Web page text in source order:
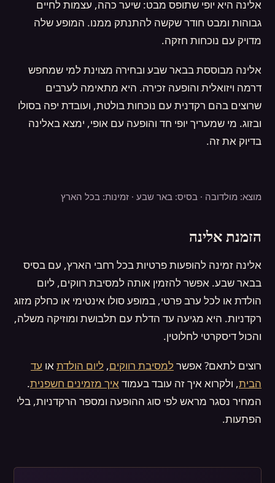
אלינה היא יופי שתופס מבט: שיער כהה, עצמות לחיים
גבוהות ומבט חודר שקשה להתנתק ממנו. המופע שלה
מדויק עם נוכחות חזקה.
אלינה מבוססת בבאר שבע ובחירה מצוינת למי שמחפש
דרמה ויזואלית והופעה זכירה. היא מתאימה לערבים
שרוצים בהם רקדנית עם נוכחות בולטת, ועובדת יפה בסולו
ובזוג. מי שמעריך יופי חד והופעה עם אופי, ימצא באלינה
בדיוק את זה.
מוצא: מולדובה · בסיס: באר שבע · זמינות: בכל הארץ
הזמנת אלינה
אלינה זמינה להופעות פרטיות בכל רחבי הארץ, עם בסיס
בבאר שבע. אפשר להזמין אותה למסיבת רווקים, ליום
הולדת או לכל ערב פרטי, במופע סולו אינטימי או כחלק מזוג
רקדניות. היא מגיעה עד הדלת עם תלבושת ומוזיקה משלה,
והכול דיסקרטי לחלוטין.
רוצים לתאם? אפשרלמסיבת רווקים, ליום הולדת או עד
הבית, ולקרוא איך זה עובד בעמוד איך מזמינים חשפנית.
המחיר נסגר מראש לפי סוג ההופעה ומספר הרקדניות, בלי
הפתעות.